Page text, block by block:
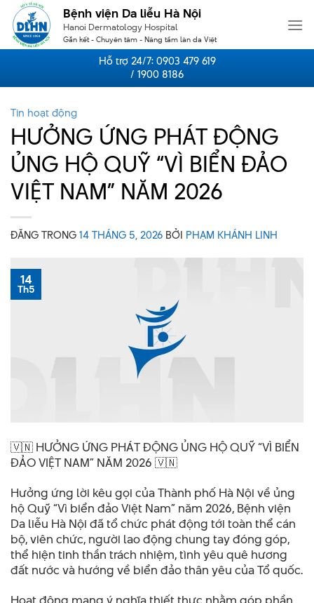
Skip
content
Bệnh viện Da liễu Hà Nội
Hanoi Dermatology Hospital
Gắn kết - Chuyên tâm - Nâng tầm làn da Việt
Hỗ trợ 24/7: 0903 479 619
/ 1900 8186
Tin hoạt động
HƯỞNG ỨNG PHÁT ĐỘNG
ỦNG HỘ QUỸ “VÌ BIỂN ĐẢO
VIỆT NAM” NĂM 2026
ĐĂNG TRONG14 THÁNG 5, 2026 BỞI PHẠM KHÁNH LINH
14
Th5
🇻🇳 HƯỞNG ỨNG PHÁT ĐỘNG ỦNG HỘ QUỸ “VÌ BIỂN
ĐẢO VIỆT NAM” NĂM 2026 🇻🇳
Hưởng ứng lời kêu gọi của Thành phố Hà Nội về ủng
hộ Quỹ “Vì biển đảo Việt Nam” năm 2026, Bệnh viện
Da liễu Hà Nội đã tổ chức phát động tới toàn thể cán
bộ, viên chức, người lao động chung tay đóng góp,
thể hiện tinh thần trách nhiệm, tình yêu quê hương
đất nước và hướng về biển đảo thân yêu của Tổ quốc.